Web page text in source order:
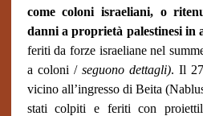
come coloni israeliani, o
danni a proprietà palestinesi in
feriti da forze israeliane nel
a coloni / seguono dettagli). Il
vicino all’ingresso di Beita
stati colpiti e feriti con